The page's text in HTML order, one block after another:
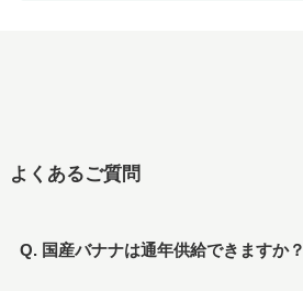
よくあるご質問
Q. 国産バナナは通年供給できますか？